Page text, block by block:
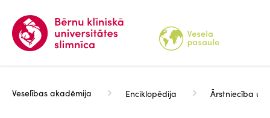
galveno
saturu
Veselības akadēmija Enciklopēdija Ārstniecība un